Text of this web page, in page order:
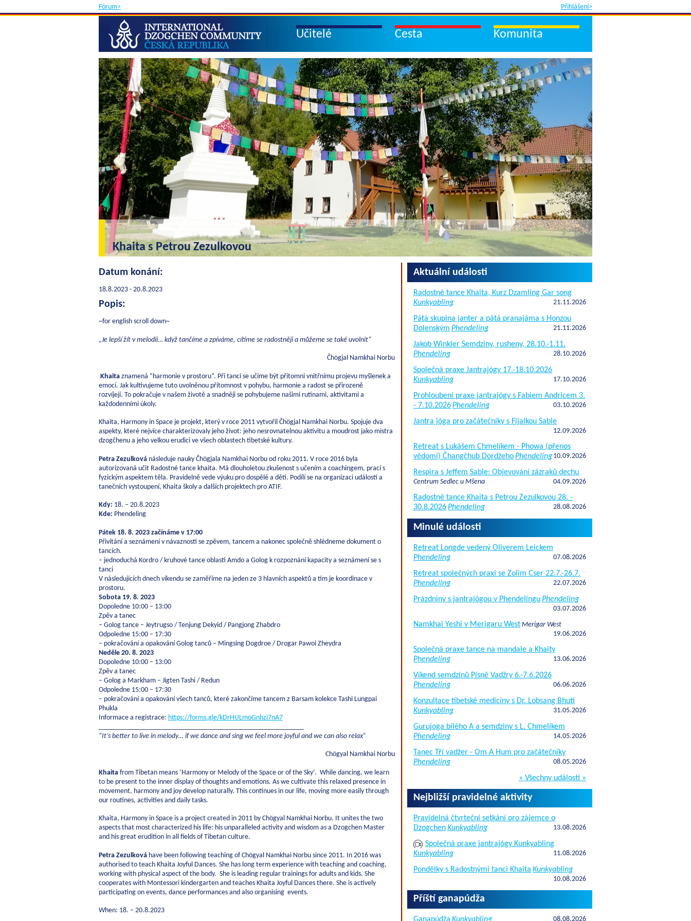
Fórum> Přihlášení>
Učitelé Cesta Komunita
Khaita s Petrou Zezulkovou
Datum konání:
18.8.2023 - 20.8.2023
Popis:
~for english scroll down~
„Je lepší žít v melodii… když tančíme a zpíváme, cítíme se radostněji a můžeme se také uvolnit“
Čhögjal Namkhai Norbu
Khaita znamená “harmonie v prostoru”. Při tanci se učíme být přítomni vnitřnímu projevu myšlenek a
emocí. Jak kultivujeme tuto uvolněnou přítomnost v pohybu, harmonie a radost se přirozeně
rozvíjejí. To pokračuje v našem životě a snadněji se pohybujeme našimi rutinami, aktivitami a
každodenními úkoly.
Khaita, Harmony in Space je projekt, který v roce 2011 vytvořil Čhögjal Namkhai Norbu. Spojuje dva
aspekty, které nejvíce charakterizovaly jeho život: jeho nesrovnatelnou aktivitu a moudrost jako mistra
dzogčhenu a jeho velkou erudici ve všech oblastech tibetské kultury.
Petra Zezulková následuje nauky Čhögjala Namkhai Norbu od roku 2011. V roce 2016 byla
autorizovaná učit Radostné tance khaita. Má dlouholetou zkušenost s učením a coachingem, prací s
fyzickým aspektem těla. Pravidelně vede výuku pro dospělé a děti. Podílí se na organizaci událostí a
tanečních vystoupení, Khaita školy a dalších projektech pro ATIF.
Kdy: 18. – 20.8.2023
Kde: Phendeling
Pátek 18. 8. 2023 začínáme v 17:00
Přivítání a seznámení v návaznosti se zpěvem, tancem a nakonec společně shlédneme dokument o
tancích.
– jednoduchá Kordro / kruhové tance oblasti Amdo a Golog k rozpoznání kapacity a seznámení se s
tanci
V následujících dnech víkendu se zaměříme na jeden ze 3 hlavních aspektů a tím je koordinace v
prostoru.
Sobota 19. 8. 2023
Dopoledne 10:00 – 13:00
Zpěv a tanec
– Golog tance – Jeytrugso / Tenjung Dekyid / Pangjong Zhabdro
Odpoledne 15:00 – 17:30
– pokračování a opakování Golog tanců – Mingsing Dogdroe / Drogar Pawoi Zheydra
Neděle 20. 8. 2023
Dopoledne 10:00 – 13:00
Zpěv a tanec
– Golog a Markham – Jigten Tashi / Redun
Odpoledne 15:00 – 17:30
– pokračování a opakování všech tanců, které zakončíme tancem z Barsam kolekce Tashi Lungpai
Phukla
Informace a registrace: https://forms.gle/kDrHULmoGnhzi7nA7
“It’s better to live in melody… if we dance and sing we feel more joyful and we can also relax”
Chögyal Namkhai Norbu
Khaita from Tibetan means ‘Harmony or Melody of the Space or of the Sky’. While dancing, we learn
to be present to the inner display of thoughts and emotions. As we cultivate this relaxed presence in
movement, harmony and joy develop naturally. This continues in our life, moving more easily through
our routines, activities and daily tasks.
Khaita, Harmony in Space is a project created in 2011 by Chögyal Namkhai Norbu. It unites the two
aspects that most characterized his life: his unparalleled activity and wisdom as a Dzogchen Master
and his great erudition in all fields of Tibetan culture.
Petra Zezulková have been following teaching of Chögyal Namkhai Norbu since 2011. In 2016 was
authorised to teach Khaita Joyful Dances. She has long term experience with teaching and coaching,
working with physical aspect of the body. She is leading regular trainings for adults and kids. She
cooperates with Montessori kindergarten and teaches Khaita Joyful Dances there. She is actively
participating on events, dance performances and also organising events.
When: 18. – 20.8.2023
Aktuální události
Radostné tance Khaita, Kurz Dzamling Gar song
Kunkyabling
21.11.2026
Pátá skupina janter a pátá pranajáma s Honzou
Dolenským Phendeling 21.11.2026
Jakob Winkler Semdziny, rusheny, 28.10.-1.11.
Phendeling
28.10.2026
Společná praxe Jantrajógy 17.-18.10.2026
Kunkyabling
17.10.2026
Prohloubení praxe jantrajógy s Fabiem Andricem 3.
- 7.10.2026Phendeling 03.10.2026
Jantra jóga pro začátečníky s Fijalkou Sable
12.09.2026
Retreat s Lukášem Chmelíkem - Phowa (přenos
vědomí) Čhangčhub DordžehoPhendeling 10.09.2026
Respira s Jeffem Sable: Objevování zázraků dechu
Centrum Sedlec u Mšena 04.09.2026
Radostné tance Khaita s Petrou Zezulkovou 28. -
30.8.2026Phendeling 28.08.2026
Minulé události
Retreat Longde vedený Oliverem Leickem
Phendeling
07.08.2026
Retreat společných praxí se Zolim Cser 22.7.-26.7.
Phendeling
22.07.2026
Prázdniny s jantrajógou v PhendelinguPhendeling
03.07.2026
Namkhai Yeshi v Merigaru West Merigar West
19.06.2026
Společná praxe tance na mandale a Khaity
Phendeling
13.06.2026
Víkend semdzinů Písně Vadžry 6.-7.6.2026
Phendeling
06.06.2026
Konzultace tibetské medicíny s Dr. Lobsang Bhuti
Kunkyabling
31.05.2026
Gurujoga bílého A a semdziny s L. Chmelíkem
Phendeling
14.05.2026
Tanec Tří vadžer - Om A Hum pro začátečníky
Phendeling
08.05.2026
» Všechny události »
Nejbližší pravidelné aktivity
Pravidelná čtvrteční setkání pro zájemce o
DzogchenKunkyabling 13.08.2026
Společná praxe jantrajógy Kunkyabling
Kunkyabling
11.08.2026
Pondělky s Radostnými tanci Khaita Kunkyabling
10.08.2026
Příští ganapúdža
08.08.2026